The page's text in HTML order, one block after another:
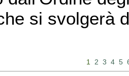
si svolgerà
1 2 3 4 5